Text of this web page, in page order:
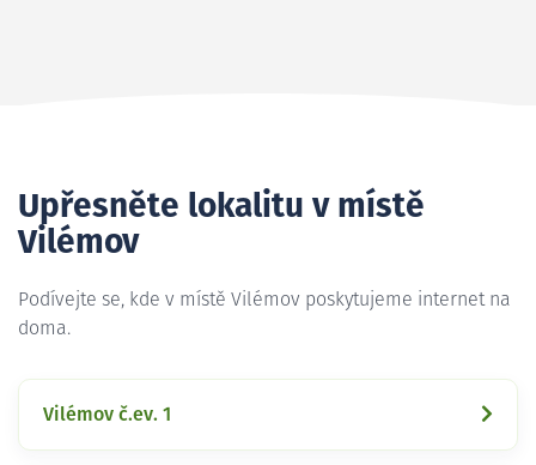
Upřesněte lokalitu v místě
Vilémov
Podívejte se, kde v místě Vilémov poskytujeme internet na
doma.
Vilémov č.ev. 1